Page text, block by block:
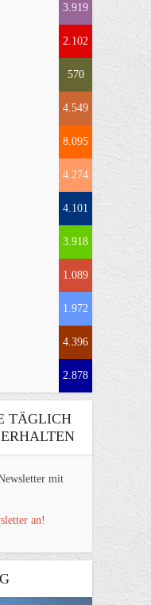
3.919
2.102
570
4.549
8.095
4.274
4.101
3.918
1.089
1.972
4.396
2.878
TÄGLICH
mit
an!